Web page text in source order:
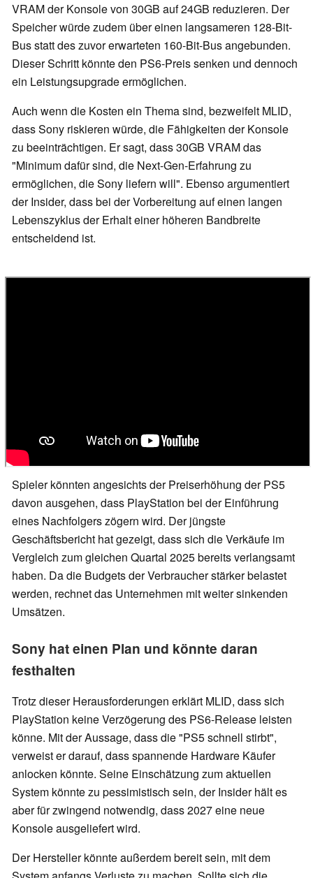
VRAM der Konsole von 30GB auf 24GB reduzieren. Der
Speicher würde zudem über einen langsameren 128-Bit-
Bus statt des zuvor erwarteten 160-Bit-Bus angebunden.
Dieser Schritt könnte den PS6-Preis senken und dennoch
ein Leistungsupgrade ermöglichen.
Auch wenn die Kosten ein Thema sind, bezweifelt MLID,
dass Sony riskieren würde, die Fähigkeiten der Konsole
zu beeinträchtigen. Er sagt, dass 30GB VRAM das
"Minimum dafür sind, die Next-Gen-Erfahrung zu
ermöglichen, die Sony liefern will". Ebenso argumentiert
der Insider, dass bei der Vorbereitung auf einen langen
Lebenszyklus der Erhalt einer höheren Bandbreite
entscheidend ist.
Spieler könnten angesichts der Preiserhöhung der PS5
davon ausgehen, dass PlayStation bei der Einführung
eines Nachfolgers zögern wird. Der jüngste
Geschäftsbericht hat gezeigt, dass sich die Verkäufe im
Vergleich zum gleichen Quartal 2025 bereits verlangsamt
haben. Da die Budgets der Verbraucher stärker belastet
werden, rechnet das Unternehmen mit weiter sinkenden
Umsätzen.
Sony hat einen Plan und könnte daran
festhalten
Trotz dieser Herausforderungen erklärt MLID, dass sich
PlayStation keine Verzögerung des PS6-Release leisten
könne. Mit der Aussage, dass die "PS5 schnell stirbt",
verweist er darauf, dass spannende Hardware Käufer
anlocken könnte. Seine Einschätzung zum aktuellen
System könnte zu pessimistisch sein, der Insider hält es
aber für zwingend notwendig, dass 2027 eine neue
Konsole ausgeliefert wird.
Der Hersteller könnte außerdem bereit sein, mit dem